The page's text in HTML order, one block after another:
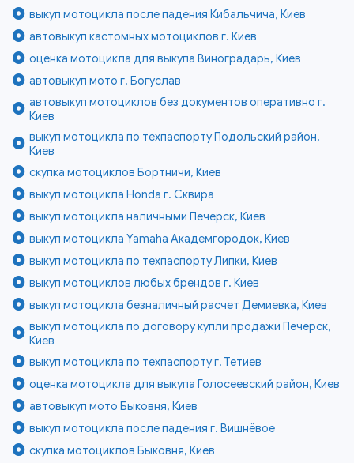
выкуп мотоцикла после падения Кибальчича, Киев
автовыкуп кастомных мотоциклов г. Киев
оценка мотоцикла для выкупа Виноградарь, Киев
автовыкуп мото г. Богуслав
автовыкуп мотоциклов без документов оперативно г.
Киев
выкуп мотоцикла по техпаспорту Подольский район,
Киев
скупка мотоциклов Бортничи, Киев
выкуп мотоцикла Honda г. Сквира
выкуп мотоцикла наличными Печерск, Киев
выкуп мотоцикла Yamaha Академгородок, Киев
выкуп мотоцикла по техпаспорту Липки, Киев
выкуп мотоциклов любых брендов г. Киев
выкуп мотоцикла безналичный расчет Демиевка, Киев
выкуп мотоцикла по договору купли продажи Печерск,
Киев
выкуп мотоцикла по техпаспорту г. Тетиев
оценка мотоцикла для выкупа Голосеевский район, Киев
автовыкуп мото Быковня, Киев
выкуп мотоцикла после падения г. Вишнёвое
скупка мотоциклов Быковня, Киев